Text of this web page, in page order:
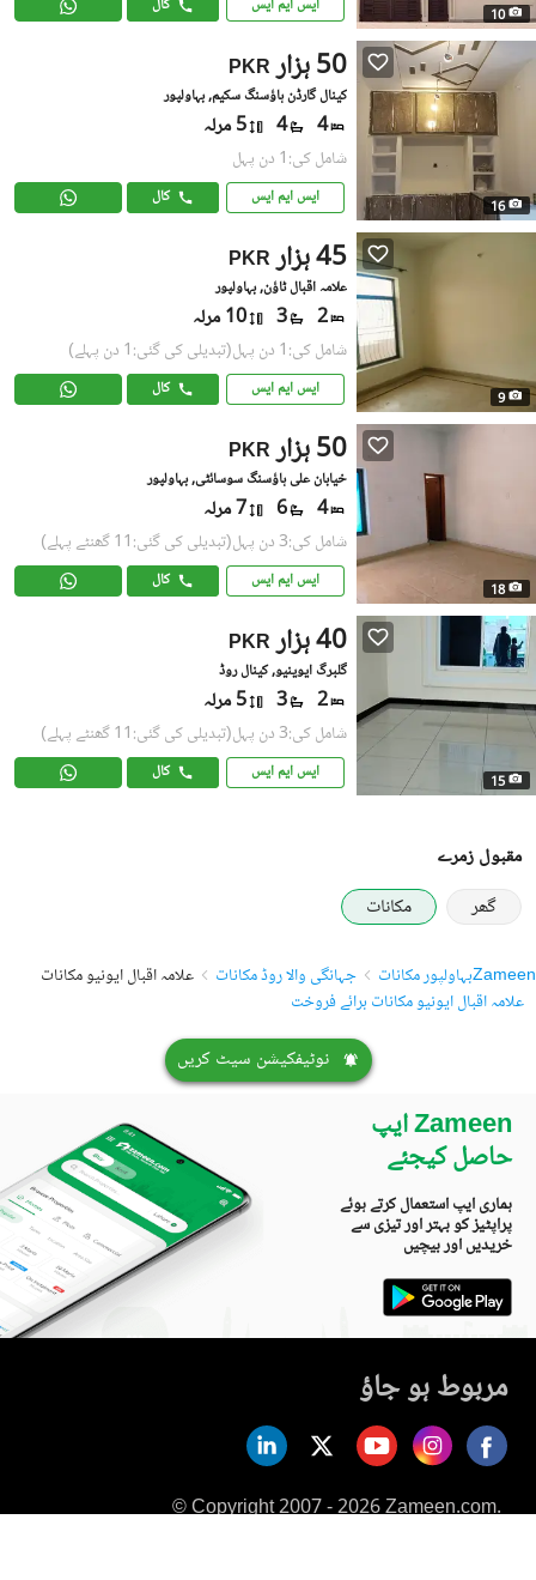
10 ایس ایم ایس کال
16
PKR 50 ہزار
کینال گارڈن ہاؤسنگ سکیم, بہاولپور
4
4 5 مرلہ
شامل کی:1 دن پہل
ایس ایم ایس کال
9
PKR 45 ہزار
علامہ اقبال ٹاؤن, بہاولپور
2
3 10 مرلہ
شامل کی:1 دن پہل (تبدیلی کی گئی:1 دن پہلے)
ایس ایم ایس کال
18
PKR 50 ہزار
خیابان علی ہاؤسنگ سوسائٹی, بہاولپور
4
6 7 مرلہ
شامل کی:3 دن پہل (تبدیلی کی گئی:11 گھنٹے پہلے)
ایس ایم ایس کال
15
PKR 40 ہزار
گلبرگ ایوینیو, کینال روڈ
2
3 5 مرلہ
شامل کی:3 دن پہل (تبدیلی کی گئی:11 گھنٹے پہلے)
ایس ایم ایس کال
مقبول زمرے
گھر
مکانات
Zameenبہاولپور مکانات جہانگی والا روڈ مکانات
علامہ اقبال ایونیو مکانات
علامہ اقبال ایونیو مکانات برائے فروخت
نوٹیفکیشن سیٹ کریں
Zameen ایپ
حاصل کیجئے
ہماری ایپ استعمال کرتے ہوئے
پراپٹیز کو بہتر اور تیزی سے
خریدیں اور بیچیں
مربوط ہو جاؤ
© Copyright 2007 - 2026 Zameen.com.